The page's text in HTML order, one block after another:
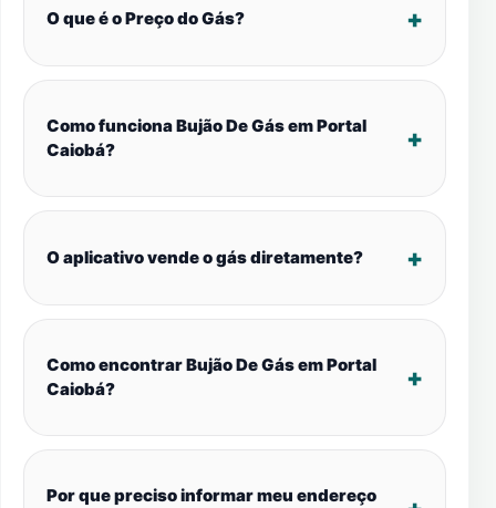
O que é o Preço do Gás?
Como funciona Bujão De Gás em Portal
Caiobá?
O aplicativo vende o gás diretamente?
Como encontrar Bujão De Gás em Portal
Caiobá?
Por que preciso informar meu endereço